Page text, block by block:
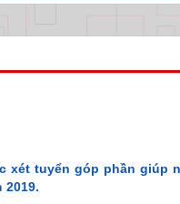
xét tuyển góp phần giúp